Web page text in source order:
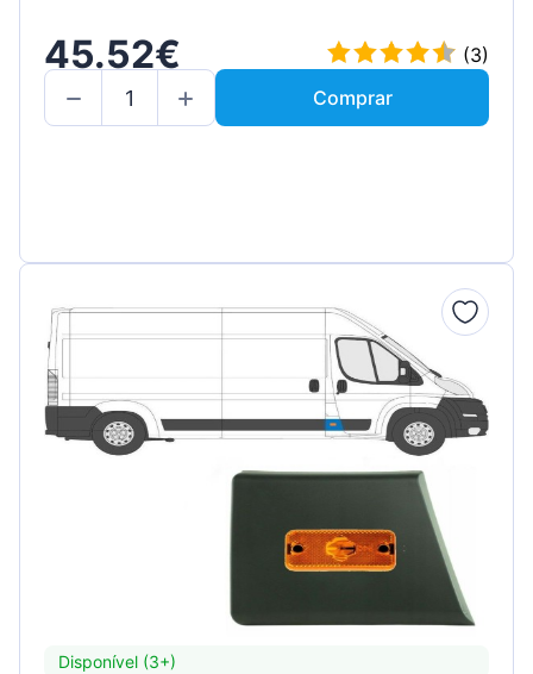
45.52€
(3)
Comprar
Disponível (3+)